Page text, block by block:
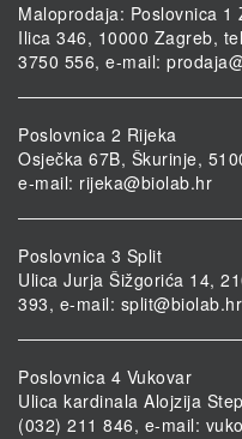
Maloprodaja: Poslovnica 1
Ilica 346, 10000 Zagreb,
3750 556, e-mail:
Poslovnica 2 Rijeka
Osječka 67B, Škurinje,
e-mail: rijeka@biolab.hr
Poslovnica 3 Split
Ulica Jurja Šižgorića 14,
393, e-mail: split@biolab.hr
Poslovnica 4 Vukovar
Ulica kardinala Alojzija
(032) 211 846, e-mail: